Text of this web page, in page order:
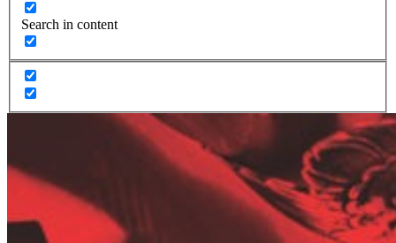
Search in content